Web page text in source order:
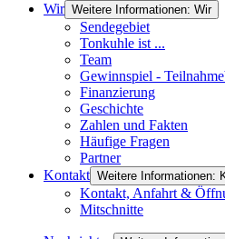
Wir Weitere Informationen: Wir
Sendegebiet
Tonkuhle ist ...
Team
Gewinnspiel -
Finanzierung
Geschichte
Zahlen und Fakten
Häufige Fragen
Partner
Kontakt Weitere Informationen:
Kontakt, Anfahrt &
Mitschnitte